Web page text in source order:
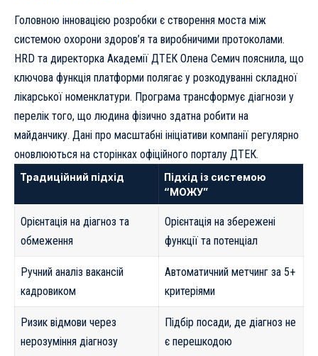
Головною інновацією розробки є створення моста між
системою охорони здоров’я та виробничими протоколами.
HRD та директорка Академії ДТЕК Олена Семич пояснила, що
ключова функція платформи полягає у розкодуванні складної
лікарської номенклатури. Програма трансформує діагнози у
перелік того, що людина фізично здатна робити на
майданчику. Дані про масштабні ініціативи компанії регулярно
оновлюються на сторінках офіційного порталу ДТЕК.
Традиційний підхід
Підхід із системою
“МОЖУ”
Орієнтація на діагноз та
обмеження
Орієнтація на збережені
функції та потенціал
Ручний аналіз вакансій
кадровиком
Автоматичний метчинг за 5+
критеріями
Ризик відмови через
нерозуміння діагнозу
Підбір посади, де діагноз не
є перешкодою